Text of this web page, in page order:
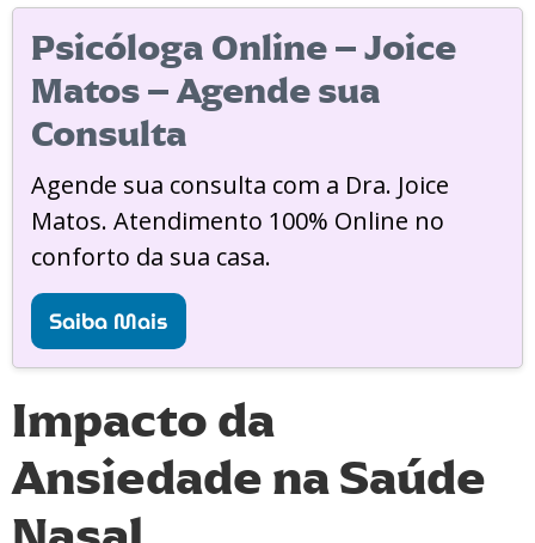
Psicóloga Online – Joice
Matos – Agende sua
Consulta
Agende sua consulta com a Dra. Joice
Matos. Atendimento 100% Online no
conforto da sua casa.
Saiba Mais
Impacto da
Ansiedade na Saúde